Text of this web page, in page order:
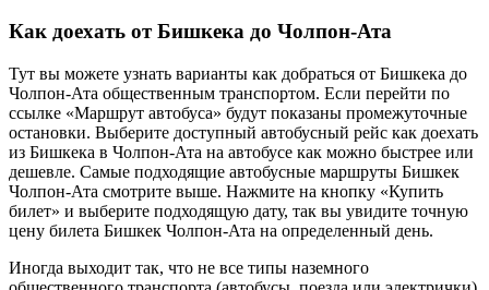
Как доехать от Бишкека до Чолпон-Ата
Тут вы можете узнать варианты как добраться от Бишкека до
Чолпон-Ата общественным транспортом. Если перейти по
ссылке «Маршрут автобуса» будут показаны промежуточные
остановки. Выберите доступный автобусный рейс как доехать
из Бишкека в Чолпон-Ата на автобусе как можно быстрее или
дешевле. Самые подходящие автобусные маршруты Бишкек
Чолпон-Ата смотрите выше. Нажмите на кнопку «Купить
билет» и выберите подходящую дату, так вы увидите точную
цену билета Бишкек Чолпон-Ата на определенный день.
Иногда выходит так, что не все типы наземного